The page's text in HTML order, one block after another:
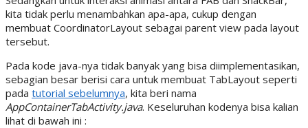
kita tidak perlu menambahkan apa-apa, cukup dengan
membuat CoordinatorLayout sebagai parent view pada layout
tersebut.
Pada kode java-nya tidak banyak yang bisa diimplementasikan,
sebagian besar berisi cara untuk membuat TabLayout seperti
pada tutorial sebelumnya, kita beri nama
AppContainerTabActivity.java. Keseluruhan kodenya bisa kalian
lihat di bawah ini :